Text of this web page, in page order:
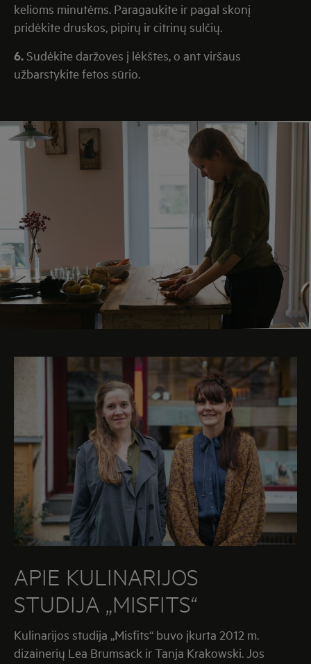
kelioms minutėms. Paragaukite ir pagal skonį
pridėkite druskos, pipirų ir citrinų sulčių.
6. Sudėkite daržoves į lėkštes, o ant viršaus
užbarstykite fetos sūrio.
APIE KULINARIJOS
STUDIJA „MISFITS“
Kulinarijos studija „Misfits“ buvo įkurta 2012 m.
dizainerių Lea Brumsack ir Tanja Krakowski. Jos